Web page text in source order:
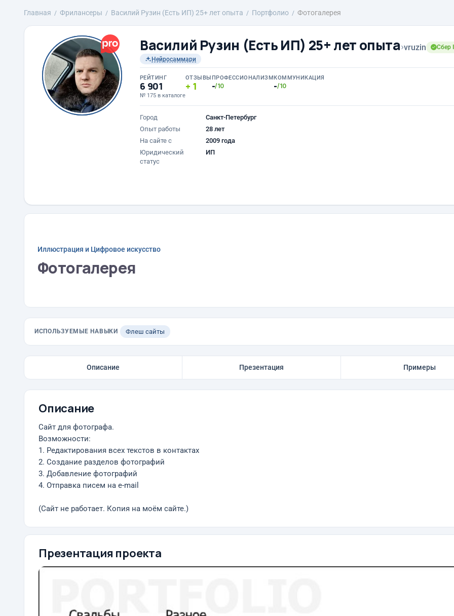
Главная Фрилансеры Василий Рузин (Есть ИП) 25+ лет опыта Портфолио Фотогалерея
Василий Рузин (Есть ИП) 25+ лет опыта›vruzin
Сбер
Нейросаммари
РЕЙТИНГ
6 901
№ 175 в каталоге
ОТЗЫВЫ
1
ПРОФЕССИОНАЛИЗМ
-/10
КОММУНИКАЦИЯ
-/10
Город
Санкт-Петербург
Опыт работы
28 лет
На сайте с
2009 года
Юридический
статус
ИП
Иллюстрация и Цифровое искусство
Фотогалерея
ИСПОЛЬЗУЕМЫЕ НАВЫКИ Флеш сайты
Описание Презентация Примеры
Описание
Сайт для фотографа.
Возможности:
1. Редактирования всех текстов в контактах
2. Создание разделов фотографий
3. Добавление фотографий
4. Отправка писем на e-mail
(Сайт не работает. Копия на моём сайте.)
Презентация проекта